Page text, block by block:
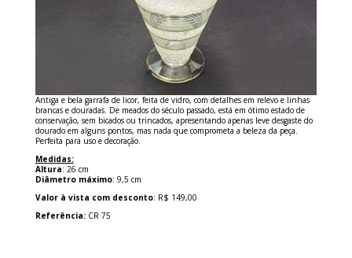
Antiga e bela garrafa de licor, feita de vidro, com detalhes em relevo e linhas
brancas e douradas. De meados do século passado, está em ótimo estado de
conservação, sem bicados ou trincados, apresentando apenas leve desgaste do
dourado em alguns pontos, mas nada que comprometa a beleza da peça.
Perfeita para uso e decoração.
Medidas:
Altura: 26 cm
Diâmetro máximo: 9,5 cm
Valor à vista com desconto: R$ 149,00
Referência:CR 75